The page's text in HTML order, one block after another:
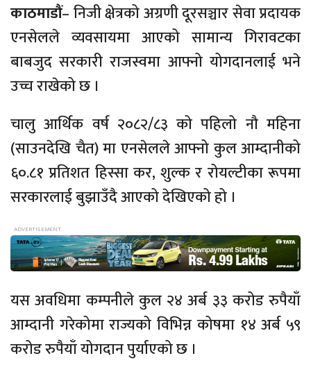
काठमाडौं– निजी क्षेत्रको अग्रणी दूरसञ्चार सेवा प्रदायक
एनसेलले व्यवसायमा आएको सामान्य गिरावटका
बाबजुद सरकारी राजस्वमा आफ्नो योगदानलाई भने
उच्च राखेको छ ।
चालु आर्थिक वर्ष २०८२/८३ को पहिलो नौ महिना
(साउनदेखि चैत) मा एनसेलले आफ्नो कुल आम्दानीको
६०.८१ प्रतिशत हिस्सा कर, शुल्क र रोयल्टीका रूपमा
सरकारलाई बुझाउँदै आएको देखिएको हो ।
यस अवधिमा कम्पनीले कुल २४ अर्ब ३३ करोड रुपैयाँ
आम्दानी गरेकोमा राज्यको विभिन्न कोषमा १४ अर्ब ५९
करोड रुपैयाँ योगदान पुर्याएको छ ।